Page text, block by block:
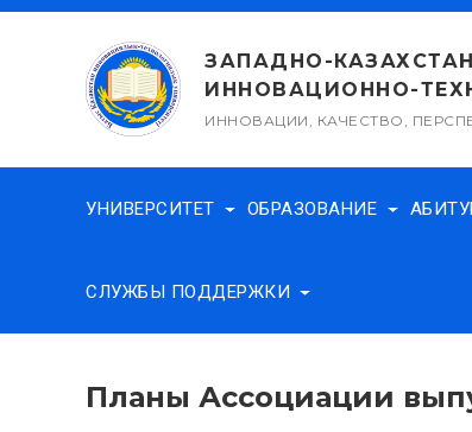
Перейти
содержимому
ЗАПАДНО-
ИННОВАЦИОННО-
ИННОВАЦИИ, КАЧЕСТВО,
УНИВЕРСИТЕТ ОБРАЗОВАНИЕ
СЛУЖБЫ ПОДДЕРЖКИ
Планы Ассоциации